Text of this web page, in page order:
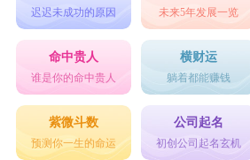
迟迟未成功的原因 未来5年发展一览
命中贵人
谁是你的命中贵人
横财运
躺着都能赚钱
紫微斗数
预测你一生的命运
公司起名
初创公司起名玄机